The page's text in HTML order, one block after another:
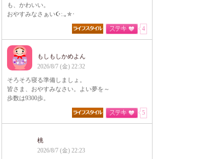
も、かわいい。
おやすみなさぁい☪:.｡✯･
4
もしもしかめよん
2026/8/7 (金) 22:32
そろそろ寝る準備しましょ。
皆さま、おやすみなさい。よい夢を～
歩数は9300歩。
5
桃
2026/8/7 (金) 22:23